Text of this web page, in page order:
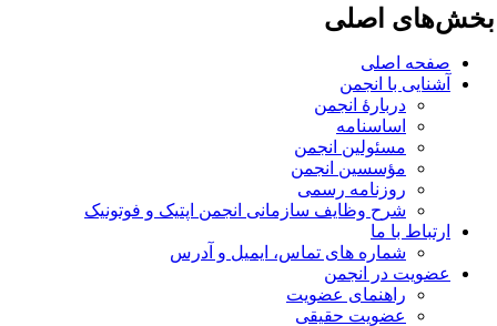
اصلی
صفحه اصلی
آشنایی با انجمن
دربارۀ انجمن
اساسنامه
مسئولین انجمن
مؤسسین انجمن
روزنامه رسمی
شرح وظایف سازمانی انجمن اپتیک و فوتونیک
ارتباط با ما
شماره های تماس، ایمیل و آدرس
عضویت در انجمن
راهنمای عضویت
عضویت حقیقی